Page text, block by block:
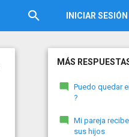
INICIAR SESIÓN
MÁS
Puedo quedar
?
Mi pareja
sus hijos